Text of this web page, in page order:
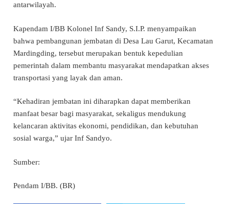
antarwilayah.
Kapendam I/BB Kolonel Inf Sandy, S.I.P. menyampaikan
bahwa pembangunan jembatan di Desa Lau Garut, Kecamatan
Mardingding, tersebut merupakan bentuk kepedulian
pemerintah dalam membantu masyarakat mendapatkan akses
transportasi yang layak dan aman.
“Kehadiran jembatan ini diharapkan dapat memberikan
manfaat besar bagi masyarakat, sekaligus mendukung
kelancaran aktivitas ekonomi, pendidikan, dan kebutuhan
sosial warga,” ujar Inf Sandyo.
Sumber:
Pendam I/BB. (BR)